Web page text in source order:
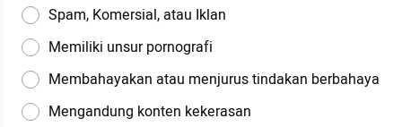
Spam, Komersial, atau Iklan
Memiliki unsur pornografi
Membahayakan atau menjurus tindakan berbahaya
Mengandung konten kekerasan